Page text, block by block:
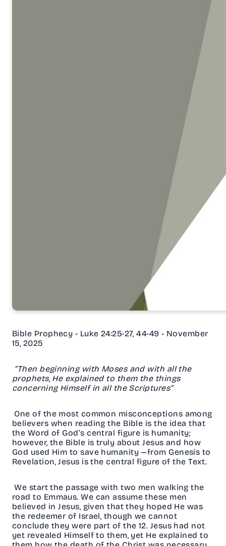
Bible Prophecy - Luke 24:25-27, 44-49 - November
15, 2025
“Then beginning with Moses and with all the
prophets, He explained to them the things
concerning Himself in all the Scriptures”
One of the most common misconceptions among
believers when reading the Bible is the idea that
the Word of God’s central figure is humanity;
however, the Bible is truly about Jesus and how
God used Him to save humanity —from Genesis to
Revelation, Jesus is the central figure of the Text.
We start the passage with two men walking the
road to Emmaus. We can assume these men
believed in Jesus, given that they hoped He was
the redeemer of Israel, though we cannot
conclude they were part of the 12. Jesus had not
yet revealed Himself to them, yet He explained to